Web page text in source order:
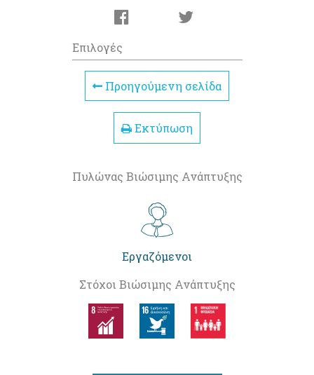
Επιλογές
Προηγούμενη σελίδα
Εκτύπωση
Πυλώνας Βιώσιμης Ανάπτυξης
Εργαζόμενοι
Στόχοι Βιώσιμης Ανάπτυξης